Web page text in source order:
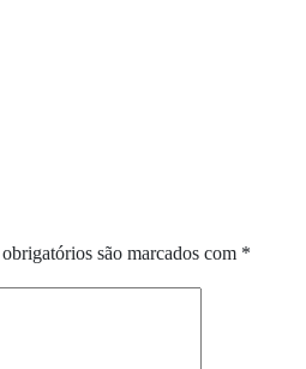
são marcados com *